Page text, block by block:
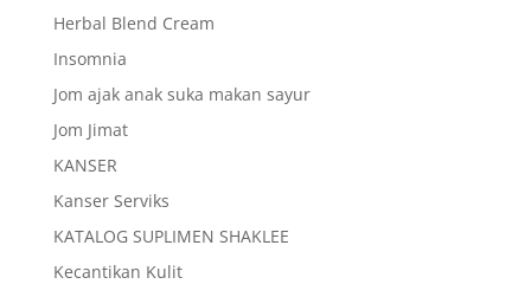
Herbal Blend Cream
Insomnia
Jom ajak anak suka makan sayur
Jom Jimat
KANSER
Kanser Serviks
KATALOG SUPLIMEN SHAKLEE
Kecantikan Kulit